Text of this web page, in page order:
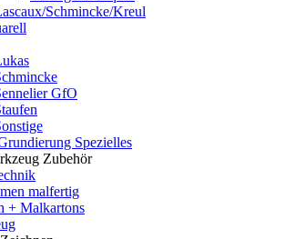
Schmincke/Kreul
GfO
Spezielles
Zubehör
malfertig
+ Malkartons